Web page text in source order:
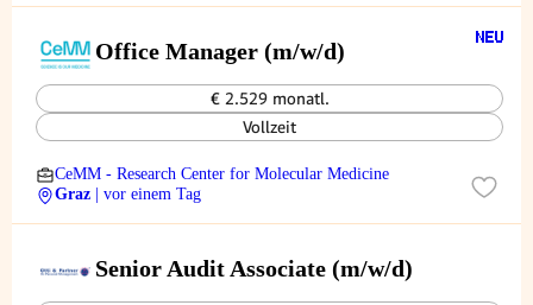
Office Manager (m/w/d)
€ 2.529 monatl.
Vollzeit
CeMM - Research Center for Molecular Medicine
Graz
| vor einem Tag
Senior Audit Associate (m/w/d)